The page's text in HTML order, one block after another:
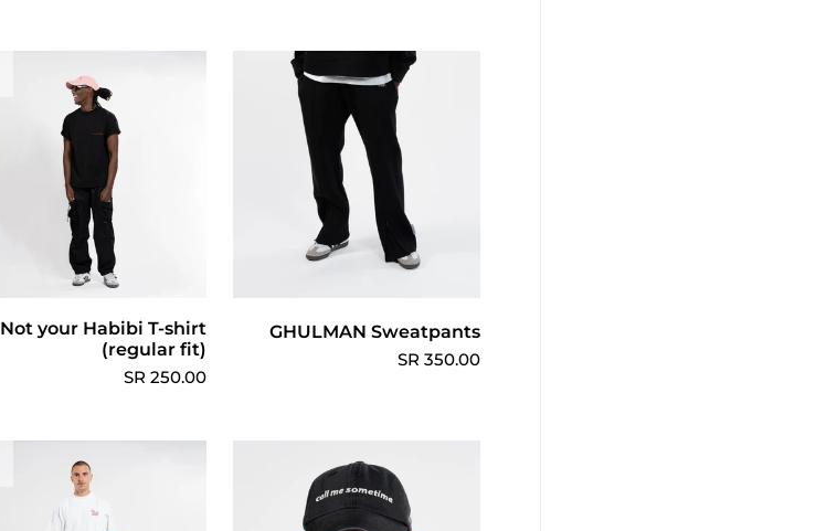
اختر الخيارات
GHULMAN Sweatpants
350.00 SR
Not your Habibi T-shirt
(regular fit)
250.00 SR